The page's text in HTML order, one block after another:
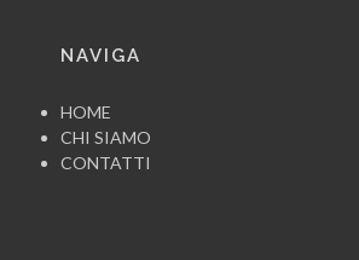
NAVIGA
HOME
CHI SIAMO
CONTATTI